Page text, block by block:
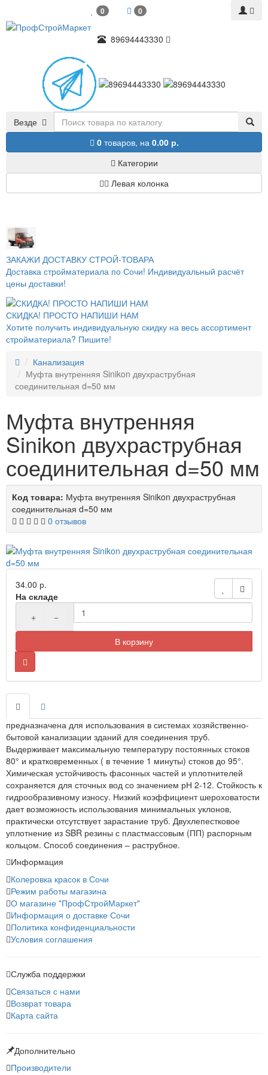
0 0
89694443330
Везде
0товаров, на 0.00 р.
Категории
Левая колонка
ЗАКАЖИ ДОСТАВКУ СТРОЙ-ТОВАРА
Доставка стройматериала по Сочи! Индивидуальный расчёт
цены доставки!
СКИДКА! ПРОСТО НАПИШИ НАМ
Хотите получить индивидуальную скидку на весь ассортимент
стройматериала? Пишите!
Канализация
Муфта внутренняя Sinikon двухраструбная
соединительная d=50 мм
Муфта внутренняя
Sinikon двухраструбная
соединительная d=50 мм
Код товара: Муфта внутренняя Sinikon двухраструбная
соединительная d=50 мм
0 отзывов
34.00 р.
На складе
+
−
В корзину
предназначена для использования в системах хозяйственно-
бытовой канализации зданий для соединения труб.
Выдерживает максимальную температуру постоянных стоков
80° и кратковременных ( в течение 1 минуты) стоков до 95°.
Химическая устойчивость фасонных частей и уплотнителей
сохраняется для сточных вод со значением рН 2-12. Стойкость к
гидрообразивному износу. Низкий коэффициент шероховатости
дает возможность использования минимальных уклонов,
практически отсутствует зарастание труб. Двухлепестковое
уплотнение из SBR резины с пластмассовым (ПП) распорным
кольцом. Способ соединения – раструбное.
Информация
Колеровка красок в Сочи
Режим работы магазина
О магазине "ПрофСтройМаркет"
Информация о доставке Сочи
Политика конфиденциальности
Условия соглашения
Служба поддержки
Связаться с нами
Возврат товара
Карта сайта
Дополнительно
Производители